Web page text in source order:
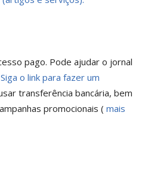
pago. Pode ajudar o jornal
Siga o link para fazer um
transferência bancária, bem
promocionais ( mais